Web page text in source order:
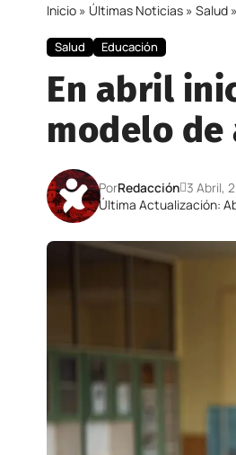
Inicio » Últimas Noticias » Salud »
Salud Educación
En abril
modelo de
Última Actualización:
PorRedacción 3 Abril,